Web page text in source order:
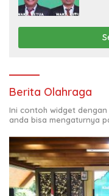
Berita Olahraga
Ini contoh widget
anda bisa mengaturnya